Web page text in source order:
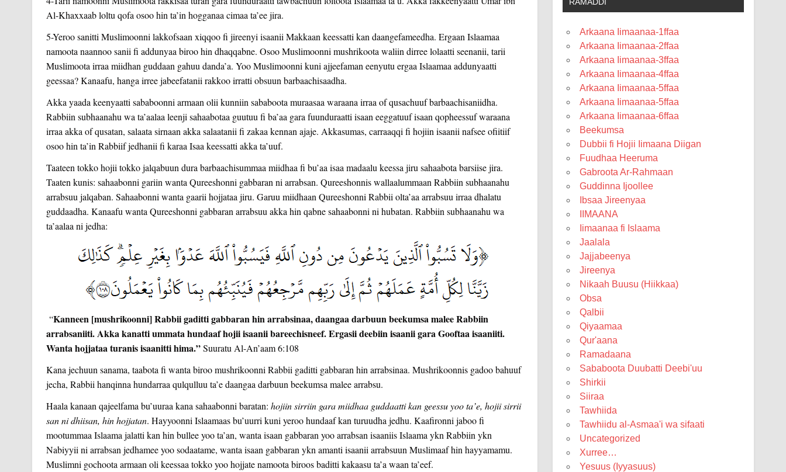
Al-Khaxxaab loltu qofa osoo hin ta’in hogganaa cimaa ta’ee jira.
5-Yeroo sanitti Muslimoonni lakkofsaan xiqqoo fi jireenyi isaanii Makkaan keessatti kan daangefameedha. Ergaan Islaamaa
namoota naannoo sanii fi addunyaa biroo hin dhaqqabne. Osoo Muslimoonni mushrikoota waliin dirree lolaatti seenanii, tarii
Muslimoota irraa miidhan guddaan gahuu danda’a. Yoo Muslimoonni kuni ajjeefaman eenyutu ergaa Islaamaa addunyaatti
geessaa? Kanaafu, hanga irree jabeefatanii rakkoo irratti obsuun barbaachisaadha.
Akka yaada keenyaatti sababoonni armaan olii kunniin sababoota muraasaa waraana irraa of qusachuuf barbaachisaniidha.
Rabbiin subhaanahu wa ta’aalaa leenji sahaabotaa guutuu fi ba’aa gara fuunduraatti isaan eeggatuuf isaan qopheessuf waraana
irraa akka of qusatan, salaata sirnaan akka salaatanii fi zakaa kennan ajaje. Akkasumas, carraaqqi fi hojiin isaanii nafsee ofiitiif
osoo hin ta’in Rabbiif jedhanii fi karaa Isaa keessatti akka ta’uuf.
Taateen tokko hojii tokko jalqabuun dura barbaachisummaa miidhaa fi bu’aa isaa madaalu keessa jiru sahaabota barsiise jira.
Taaten kunis: sahaabonni gariin wanta Qureeshonni gabbaran ni arrabsan. Qureeshonnis wallaalummaan Rabbiin subhaanahu
arrabsuu jalqaban. Sahaabonni wanta gaarii hojjataa jiru. Garuu miidhaan Qureeshonni Rabbii olta’aa arrabsuu irraa dhalatu
guddaadha. Kanaafu wanta Qureeshonni gabbaran arrabsuu akka hin qabne sahaabonni ni hubatan. Rabbiin subhaanahu wa
ta’aalaa ni jedha:
“Kanneen [mushrikoonni] Rabbii gaditti gabbaran hin arrabsinaa, daangaa darbuun beekumsa malee Rabbiin
arrabsaniiti. Akka kanatti ummata hundaaf hojii isaanii bareechisneef. Ergasii deebiin isaanii gara Gooftaa isaaniiti.
Wanta hojjataa turanis isaanitti hima.”Suuratu Al-An’aam 6:108
Kana jechuun sanama, taabota fi wanta biroo mushrikoonni Rabbii gaditti gabbaran hin arrabsinaa. Mushrikoonnis gadoo bahuuf
jecha, Rabbii hanqinna hundarraa qulqulluu ta’e daangaa darbuun beekumsa malee arrabsu.
Haala kanaan qajeelfama bu’uuraa kana sahaabonni baratan: hojiin sirriin gara miidhaa guddaatti kan geessu yoo ta’e, hojii sirrii
san ni dhiisan, hin hojjatan. Hayyoonni Islaamaas bu’uurri kuni yeroo hundaaf kan turuudha jedhu. Kaafironni jaboo fi
mootummaa Islaama jalatti kan hin bullee yoo ta’an, wanta isaan gabbaran yoo arrabsan isaaniis Islaama ykn Rabbiin ykn
Nabiyyii ni arrabsan jedhamee yoo sodaatame, wanta isaan gabbaran ykn amanti isaanii arrabsuun Muslimaaf hin hayyamamu.
Muslimni gochoota armaan oli keessaa tokko yoo hojjate namoota biroos baditti kakaasu ta’a waan ta’eef.
Arkaana Iimaanaa-1ffaa
Arkaana Iimaanaa-2ffaa
Arkaana Iimaanaa-3ffaa
Arkaana Iimaanaa-4ffaa
Arkaana Iimaanaa-5ffaa
Arkaana Iimaanaa-5ffaa
Arkaana Iimaanaa-6ffaa
Beekumsa
Dubbii fi Hojii Iimaana Diigan
Fuudhaa Heeruma
Gabroota Ar-Rahmaan
Guddinna Ijoollee
Ibsaa Jireenyaa
IIMAANA
Iimaanaa fi Islaama
Jaalala
Jajjabeenya
Jireenya
Nikaah Buusu (Hiikkaa)
Obsa
Qalbii
Qiyaamaa
Qur'aana
Ramadaana
Sababoota Duubatti Deebi'uu
Shirkii
Siiraa
Tawhiida
Tawhiidu al-Asmaa'i wa sifaati
Uncategorized
Xurree…
Yesuus (Iyyasuus)